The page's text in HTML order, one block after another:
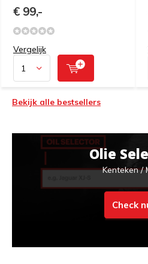
€ 99,-
Vergelijk
Bekijk alle bestsellers
Olie
Kenteken /
Check